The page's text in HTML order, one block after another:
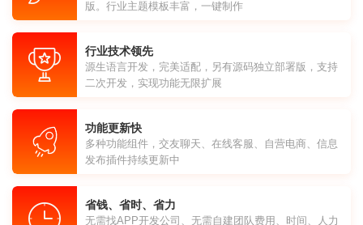
版。行业主题模板丰富，一键制作
行业技术领先
源生语言开发，完美适配，另有源码独立部署版，支持
二次开发，实现功能无限扩展
功能更新快
多种功能组件，交友聊天、在线客服、自营电商、信息
发布插件持续更新中
省钱、省时、省力
无需找APP开发公司、无需自建团队费用、时间、人力